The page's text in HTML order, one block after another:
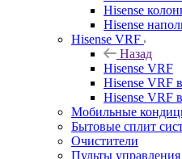
Hisense
Hisense
Hisense VRF
Назад
Hisense VRF
Hisense VRF
Hisense VRF
Мобильные
Бытовые сплит
Очистители
Пульты управления